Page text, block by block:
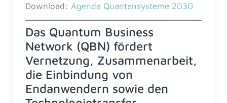
Download: Agenda Quantensysteme 2030
Das Quantum Business
Network (QBN) fördert
Vernetzung, Zusammenarbeit,
die Einbindung von
Endanwendern sowie den